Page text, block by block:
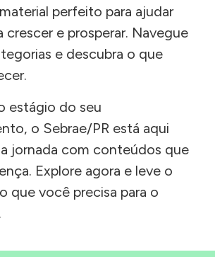
perfeito para ajudar
crescer e prosperar. Navegue
e descubra o que
estágio do seu
o Sebrae/PR está aqui
jornada com conteúdos que
Explore agora e leve o
que você precisa para o